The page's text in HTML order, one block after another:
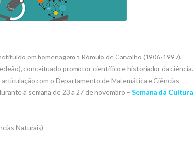
em homenagem a Rómulo de Carvalho (1906-1997),
conceituado promotor científico e historiador da ciência.
com o Departamento de Matemática e Ciências
a semana de 23 a 27 de novembro – Semana da Cultura
Naturais)